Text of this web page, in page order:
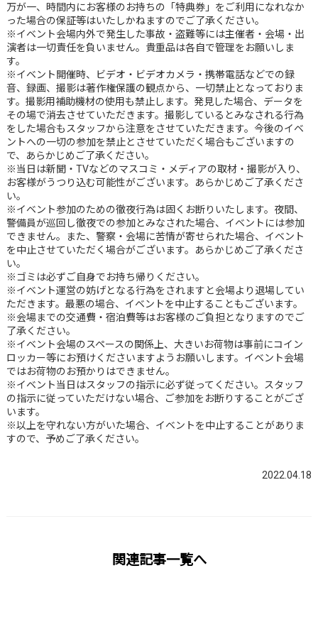
万が一、時間内にお客様のお持ちの「特典券」をご利用になれなか
った場合の保証等はいたしかねますのでご了承ください。
※イベント会場内外で発生した事故・盗難等には主催者・会場・出
演者は一切責任を負いません。貴重品は各自で管理をお願いしま
す。
※イベント開催時、ビデオ・ビデオカメラ・携帯電話などでの録
音、録画、撮影は著作権保護の観点から、一切禁止となっておりま
す。撮影用補助機材の使用も禁止します。発見した場合、データを
その場で消去させていただきます。撮影しているとみなされる行為
をした場合もスタッフから注意をさせていただきます。今後のイベ
ントへの一切の参加を禁止とさせていただく場合もございますの
で、あらかじめご了承ください。
※当日は新聞・TVなどのマスコミ・メディアの取材・撮影が入り、
お客様がうつり込む可能性がございます。あらかじめご了承くださ
い。
※イベント参加のための徹夜行為は固くお断りいたします。夜間、
警備員が巡回し徹夜での参加とみなされた場合、イベントには参加
できません。また、警察・会場に苦情が寄せられた場合、イベント
を中止させていただく場合がございます。あらかじめご了承くださ
い。
※ゴミは必ずご自身でお持ち帰りください。
※イベント運営の妨げとなる行為をされますと会場より退場してい
ただきます。最悪の場合、イベントを中止することもございます。
※会場までの交通費・宿泊費等はお客様のご負担となりますのでご
了承ください。
※イベント会場のスペースの関係上、大きいお荷物は事前にコイン
ロッカー等にお預けくださいますようお願いします。イベント会場
ではお荷物のお預かりはできません。
※イベント当日はスタッフの指示に必ず従ってください。スタッフ
の指示に従っていただけない場合、ご参加をお断りすることがござ
います。
※以上を守れない方がいた場合、イベントを中止することがありま
すので、予めご了承ください。
2022.04.18
関連記事一覧へ